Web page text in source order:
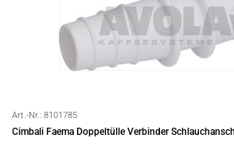
Art.-Nr.: 8101785
Cimbali Faema Doppeltülle Verbinder